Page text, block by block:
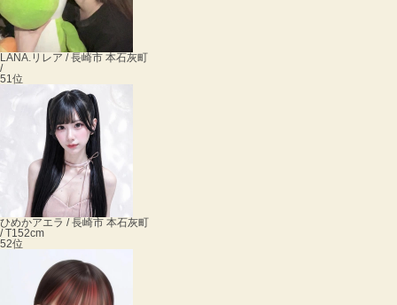
LANA. リレア / 長崎市 本石灰町
/
51位
ひめかアエラ / 長崎市 本石灰町
/ T152cm
52位